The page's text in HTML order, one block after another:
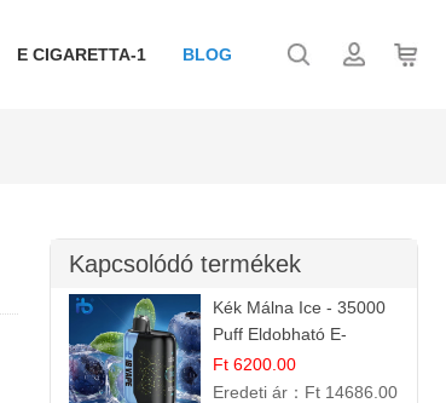
E CIGARETTA-1 BLOG
Kapcsolódó termékek
Kék Málna Ice - 35000
Puff Eldobható E-
cigaretta | Élénkítő
Gyümölcsös
Ft 6200.00
Eredeti ár： Ft 14686.00